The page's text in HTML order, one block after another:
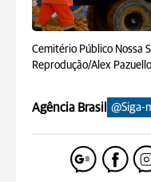
Cemitério Público Nossa
Reprodução/Alex
Agência Brasil @Siga-